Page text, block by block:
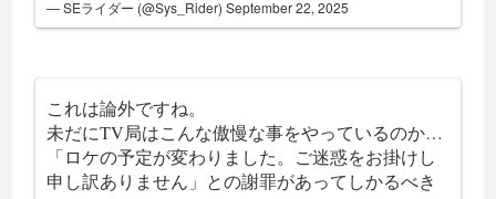
— SEライダー (@Sys_Rider)September 22, 2025
これは論外ですね。
未だにTV局はこんな傲慢な事をやっているのか…
「ロケの予定が変わりました。ご迷惑をお掛けし
申し訳ありません」との謝罪があってしかるべき